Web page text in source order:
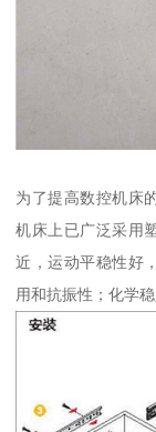
为了提高数控机床
机床上已广泛采用
近，运动平稳性好
用和抗振性；化学